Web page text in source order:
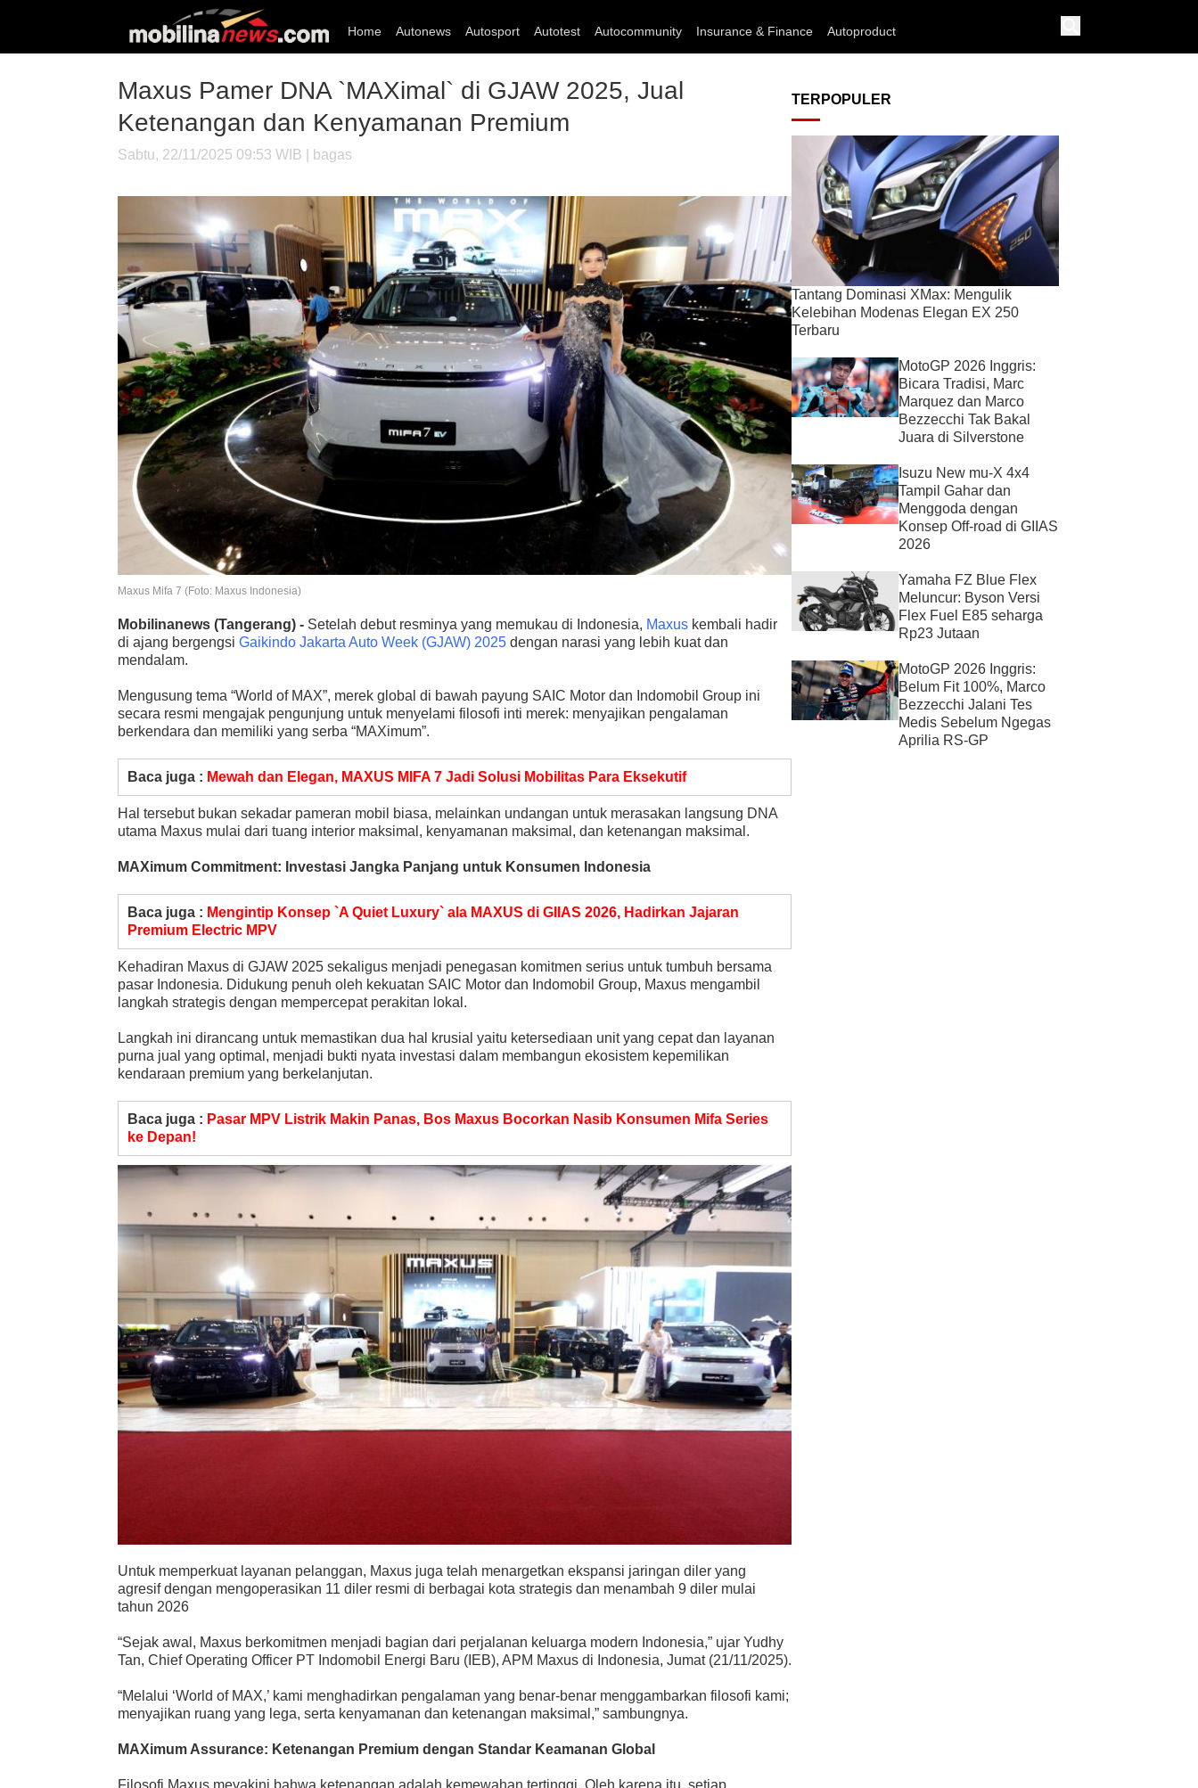
Home Autonews Autosport Autotest Autocommunity Insurance & Finance Autoproduct
Maxus Pamer DNA `MAXimal` di GJAW 2025, Jual
Ketenangan dan Kenyamanan Premium
Sabtu, 22/11/2025 09:53 WIB | bagas
Maxus Mifa 7 (Foto: Maxus Indonesia)
Mobilinanews (Tangerang) - Setelah debut resminya yang memukau di Indonesia, Maxus kembali hadir
di ajang bergengsi Gaikindo Jakarta Auto Week (GJAW) 2025 dengan narasi yang lebih kuat dan
mendalam.
Mengusung tema “World of MAX”, merek global di bawah payung SAIC Motor dan Indomobil Group ini
secara resmi mengajak pengunjung untuk menyelami filosofi inti merek: menyajikan pengalaman
berkendara dan memiliki yang serba “MAXimum”.
Baca juga : Mewah dan Elegan, MAXUS MIFA 7 Jadi Solusi Mobilitas Para Eksekutif
Hal tersebut bukan sekadar pameran mobil biasa, melainkan undangan untuk merasakan langsung DNA
utama Maxus mulai dari tuang interior maksimal, kenyamanan maksimal, dan ketenangan maksimal.
MAXimum Commitment: Investasi Jangka Panjang untuk Konsumen Indonesia
Baca juga : Mengintip Konsep `A Quiet Luxury` ala MAXUS di GIIAS 2026, Hadirkan Jajaran
Premium Electric MPV
Kehadiran Maxus di GJAW 2025 sekaligus menjadi penegasan komitmen serius untuk tumbuh bersama
pasar Indonesia. Didukung penuh oleh kekuatan SAIC Motor dan Indomobil Group, Maxus mengambil
langkah strategis dengan mempercepat perakitan lokal.
Langkah ini dirancang untuk memastikan dua hal krusial yaitu ketersediaan unit yang cepat dan layanan
purna jual yang optimal, menjadi bukti nyata investasi dalam membangun ekosistem kepemilikan
kendaraan premium yang berkelanjutan.
Baca juga : Pasar MPV Listrik Makin Panas, Bos Maxus Bocorkan Nasib Konsumen Mifa Series
ke Depan!
Untuk memperkuat layanan pelanggan, Maxus juga telah menargetkan ekspansi jaringan diler yang
agresif dengan mengoperasikan 11 diler resmi di berbagai kota strategis dan menambah 9 diler mulai
tahun 2026
“Sejak awal, Maxus berkomitmen menjadi bagian dari perjalanan keluarga modern Indonesia,” ujar Yudhy
Tan, Chief Operating Officer PT Indomobil Energi Baru (IEB), APM Maxus di Indonesia, Jumat (21/11/2025).
“Melalui ‘World of MAX,’ kami menghadirkan pengalaman yang benar-benar menggambarkan filosofi kami;
menyajikan ruang yang lega, serta kenyamanan dan ketenangan maksimal,” sambungnya.
MAXimum Assurance: Ketenangan Premium dengan Standar Keamanan Global
Filosofi Maxus meyakini bahwa ketenangan adalah kemewahan tertinggi. Oleh karena itu, setiap
TERPOPULER
Tantang Dominasi XMax: Mengulik
Kelebihan Modenas Elegan EX 250
Terbaru
MotoGP 2026 Inggris:
Bicara Tradisi, Marc
Marquez dan Marco
Bezzecchi Tak Bakal
Juara di Silverstone
Isuzu New mu-X 4x4
Tampil Gahar dan
Menggoda dengan
Konsep Off-road di GIIAS
2026
Yamaha FZ Blue Flex
Meluncur: Byson Versi
Flex Fuel E85 seharga
Rp23 Jutaan
MotoGP 2026 Inggris:
Belum Fit 100%, Marco
Bezzecchi Jalani Tes
Medis Sebelum Ngegas
Aprilia RS-GP